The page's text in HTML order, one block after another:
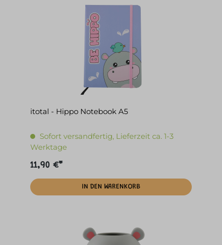
itotal - Hippo Notebook A5
Sofort versandfertig, Lieferzeit ca. 1-3
Werktage
11,90 €*
IN DEN WARENKORB